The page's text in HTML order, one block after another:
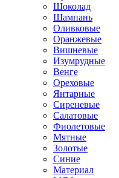
Шоколад
Шампань
Оливковые
Оранжевые
Вишневые
Изумрудные
Венге
Ореховые
Янтарные
Сиреневые
Салатовые
Фиолетовые
Мятные
Золотые
Синие
Материал